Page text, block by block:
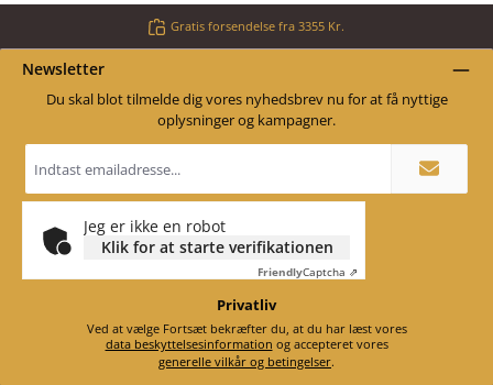
Gratis forsendelse fra 3355 Kr.
Newsletter
Du skal blot tilmelde dig vores nyhedsbrev nu for at få nyttige
oplysninger og kampagner.
adresse
*
Jeg er ikke en robot
Klik for at starte verifikationen
FriendlyCaptcha ⇗
Privatliv
Ved at vælge Fortsæt bekræfter du, at du har læst vores
data beskyttelsesinformation
og accepteret vores
generelle vilkår og betingelser.